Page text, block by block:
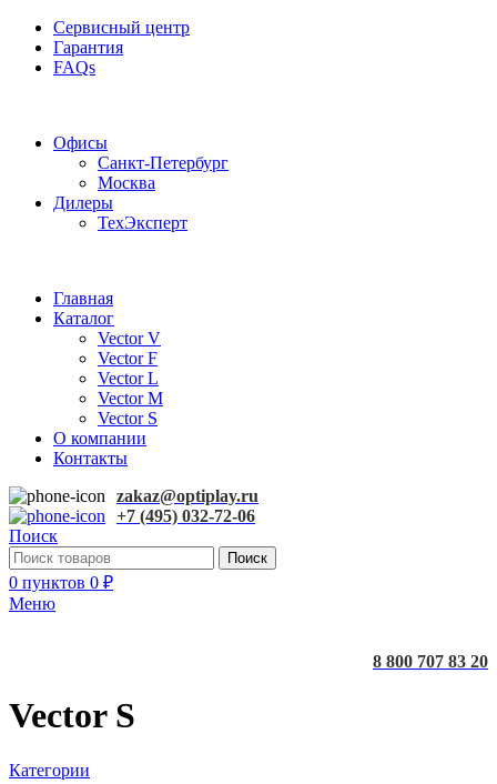
Сервисный центр
Гарантия
FAQs
Офисы
Санкт-Петербург
Москва
Дилеры
ТехЭксперт
Главная
Каталог
Vector V
Vector F
Vector L
Vector M
Vector S
О компании
Контакты
zakaz@optiplay.ru
+7 (495) 032-72-06
Поиск
Поиск
0 пунктов 0 ₽
Меню
8 800 707 83 20
Vector S
Категории